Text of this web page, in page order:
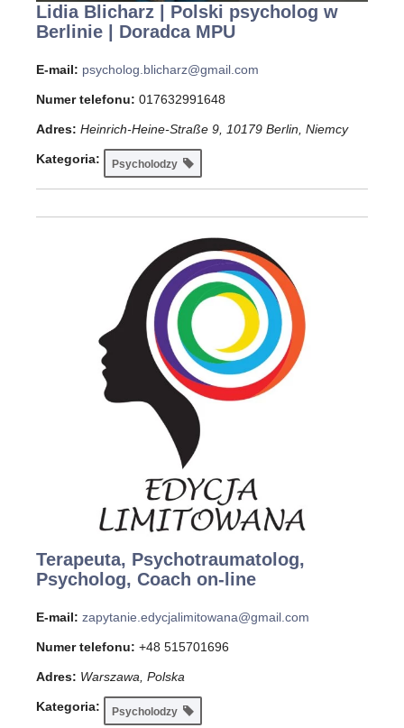
Lidia Blicharz | Polski psycholog w
Berlinie | Doradca MPU
E-mail: psycholog.blicharz@gmail.com
Numer telefonu: 017632991648
Adres: Heinrich-Heine-Straße 9, 10179 Berlin, Niemcy
Kategoria: Psycholodzy
Terapeuta, Psychotraumatolog,
Psycholog, Coach on-line
E-mail: zapytanie.edycjalimitowana@gmail.com
Numer telefonu: +48 515701696
Adres: Warszawa, Polska
Kategoria: Psycholodzy